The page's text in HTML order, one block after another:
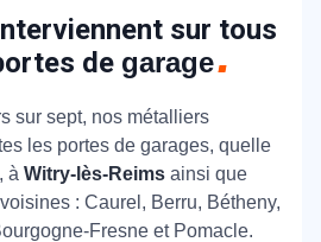
et vous soumettons un devis
sur tous
de garage
sur sept, nos métalliers
les portes de garages, quelle
à Witry-lès-Reims ainsi que
: Caurel, Berru, Bétheny,
Fresne et Pomacle.